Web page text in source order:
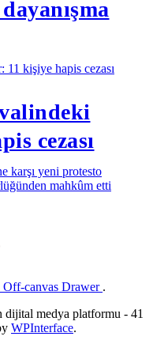
cezası
karşı yeni protesto
mahkûm etti
canvas Drawer .
dijital medya platformu - 41
WPInterface.